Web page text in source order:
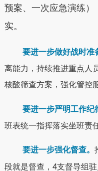
预案、一次应急演练）
实。
要进一步做好战时准
离能力，持续推进重点人
核酸筛查方案，强化管控
要进一步严明工作纪
班表统一指挥落实坐班责任
要进一步强化督查。
段就是督查， 4支督导组